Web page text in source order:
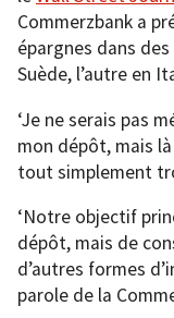
Commerzbank a
épargnes dans
Suède, l’autre en
‘Je ne serais pas
mon dépôt, mais
tout simplement
‘Notre objectif
dépôt, mais de
d’autres formes
parole de la